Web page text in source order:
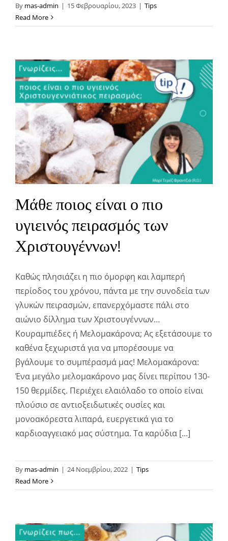
By mas-admin | 15 Φεβρουαρίου, 2023 | Tips
Read More
Μάθε ποιος είναι ο πιο
υγιεινός πειρασμός των
Χριστουγέννων!
Καθώς πλησιάζει η πιο όμορφη και λαμπερή
περίοδος του χρόνου, πάντα με την συνοδεία των
γλυκών πειρασμών, επανερχόμαστε πάλι στο
αιώνιο δίλλημα των Χριστουγέννων…
Κουραμπιέδες ή Μελομακάρονα; Ας εξετάσουμε το
καθένα ξεχωριστά για να μπορέσουμε να
βγάλουμε το συμπέρασμά μας! Μελομακάρονα:
Ένα μεγάλο μελομακάρονο μας δίνει περίπου 130-
150 θερμίδες. Περιέχει ελαιόλαδο το οποίο είναι
πλούσιο σε αντιοξειδωτικές ουσίες και
μονοακόρεστα λιπαρά, ευεργετικά για το
καρδιοαγγειακό μας σύστημα. Τα καρύδια [...]
By mas-admin | 24 Νοεμβρίου, 2022 | Tips
Read More